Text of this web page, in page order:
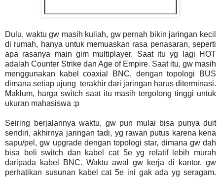
Dulu, waktu gw masih kuliah, gw pernah bikin jaringan kecil
di rumah, hanya untuk memuaskan rasa penasaran, seperti
apa rasanya main gim multiplayer. Saat itu yg lagi HOT
adalah Counter Strike dan Age of Empire. Saat itu, gw masih
menggunakan kabel coaxial BNC, dengan topologi BUS
dimana setiap ujung terakhir dari jaringan harus diterminasi.
Maklum, harga switch saat itu masih tergolong tinggi untuk
ukuran mahasiswa :p
Seiring berjalannya waktu, gw pun mulai bisa punya duit
sendiri, akhirnya jaringan tadi, yg rawan putus karena kena
sapu/pel, gw upgrade dengan topologi star, dimana gw dah
bisa beli switch dan kabel cat 5e yg relatif lebih murah
daripada kabel BNC. Waktu awal gw kerja di kantor, gw
perhatikan susunan kabel cat 5e ini gak ada yg seragam.